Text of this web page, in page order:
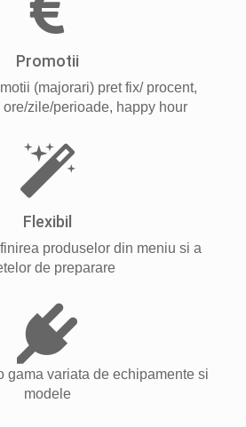
Promotii
(majorari) pret fix/ procent,
zile/perioade, happy hour
Flexibil
produselor din meniu si a
de preparare
gama variata de echipamente si
modele